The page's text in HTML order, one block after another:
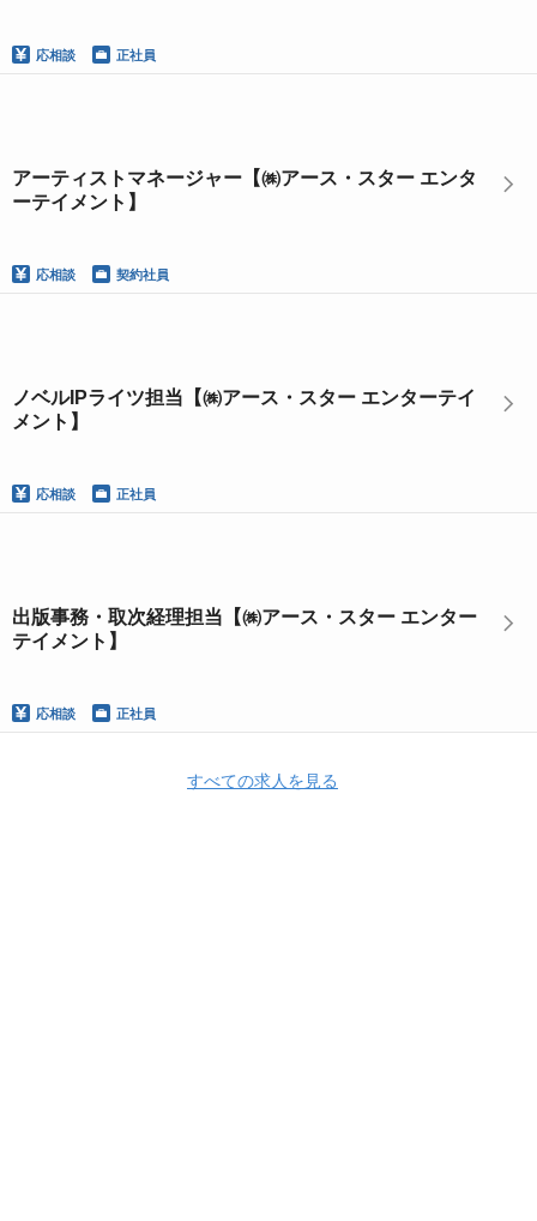
応相談 正社員
アーティストマネージャー【㈱アース・スター エンタ
ーテイメント】
応相談 契約社員
ノベルIPライツ担当【㈱アース・スター エンターテイ
メント】
応相談 正社員
出版事務・取次経理担当【㈱アース・スター エンター
テイメント】
応相談 正社員
すべての求人を見る